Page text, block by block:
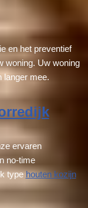
en het preventief
woning. Uw woning
langer mee.
ervaren
no-time
typehouten kozijn